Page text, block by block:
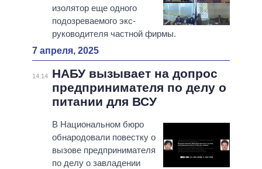
изолятор еще одного
подозреваемого экс-
руководителя частной фирмы.
7 апреля, 2025
14:14
НАБУ вызывает на допрос
предпринимателя по делу о
питании для ВСУ
В Национальном бюро
обнародовали повестку о
вызове предпринимателя
по делу о завладении